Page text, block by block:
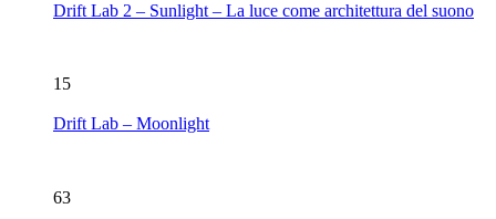
Drift Lab 2 – Sunlight – La luce come architettura del suono
15
Drift Lab – Moonlight
63